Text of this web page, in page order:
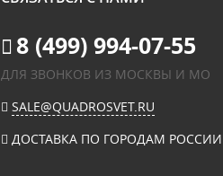
8 (499) 994-07-55
ДЛЯ ЗВОНКОВ ИЗ МОСКВЫ И МО
SALE@QUADROSVET.RU
ДОСТАВКА ПО ГОРОДАМ РОССИИ